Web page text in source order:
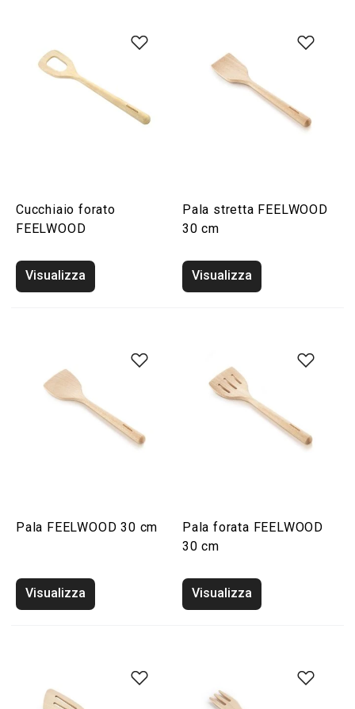
Cucchiaio forato
FEELWOOD
Visualizza
Pala stretta FEELWOOD
30 cm
Visualizza
Pala FEELWOOD 30 cm
Visualizza
Pala forata FEELWOOD
30 cm
Visualizza